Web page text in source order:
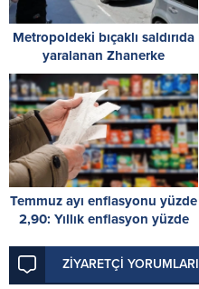
Metropoldeki bıçaklı saldırıda
yaralanan Zhanerke
Abdrazakova için acil kan
çağrısı
Temmuz ayı enflasyonu yüzde
2,90: Yıllık enflasyon yüzde
ZİYARETÇİ YORUMLARI